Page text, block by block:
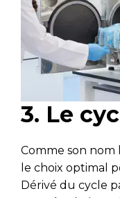
3. Le
Comme son nom
le choix optimal
Dérivé du cycle